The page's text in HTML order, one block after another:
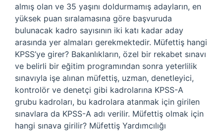
almış olan ve 35 yaşını doldurmamış adayların, en
yüksek puan sıralamasına göre başvuruda
bulunacak kadro sayısının iki katı kadar aday
arasında yer almaları gerekmektedir. Müfettiş hangi
KPSS’ye girer? Bakanlıkların, özel bir rekabet sınavı
ve belirli bir eğitim programından sonra yeterlilik
sınavıyla işe alınan müfettiş, uzman, denetleyici,
kontrolör ve denetçi gibi kadrolarına KPSS-A
grubu kadroları, bu kadrolara atanmak için girilen
sınavlara da KPSS-A adı verilir. Müfettiş olmak için
hangi sınava girilir? Müfettiş Yardımcılığı